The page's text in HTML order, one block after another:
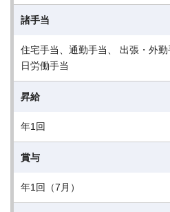
諸手当
住宅手当、通勤手当、 出張・外
日労働手当
昇給
年1回
賞与
年1回（7月）